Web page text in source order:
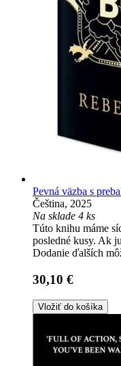
Pevná väzba s
Čeština, 2025
Na sklade 4 ks
Túto knihu máme
posledné kusy. Ak
Dodanie ďalších
30,10 €
Vložiť do košíka